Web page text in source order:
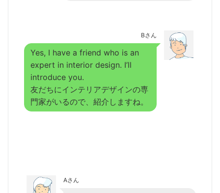
Bさん
Yes, I have a friend who is an
expert in interior design. I’ll
introduce you.
友だちにインテリアデザインの専
門家がいるので、紹介しますね。
Aさん